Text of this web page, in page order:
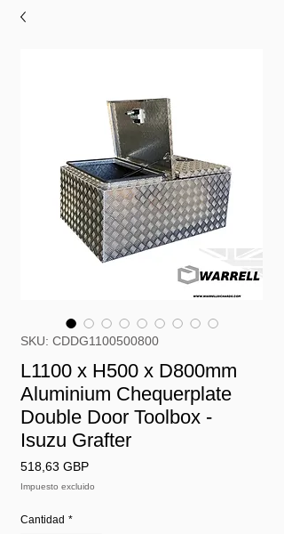
SKU: CDDG1100500800
L1100 x H500 x D800mm
Aluminium Chequerplate
Double Door Toolbox -
Isuzu Grafter
518,63 GBPPrecio
Impuesto excluido
Cantidad *